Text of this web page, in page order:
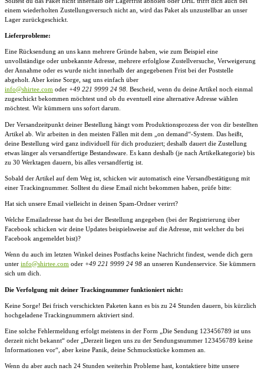
einem wiederholten Zustellungsversuch nicht an, wird das Paket als unzustellbar an unser
Lager zurückgeschickt.
Lieferprobleme:
Eine Rücksendung an uns kann mehrere Gründe haben, wie zum Beispiel eine
unvollständige oder unbekannte Adresse, mehrere erfolglose Zustellversuche, Verweigerung
der Annahme oder es wurde nicht innerhalb der angegebenen Frist bei der Poststelle
abgeholt. Aber keine Sorge, sag uns einfach über
info@shirtee.com oder +49 221 9999 24 98. Bescheid, wenn du deine Artikel noch einmal
zugeschickt bekommen möchtest und ob du eventuell eine alternative Adresse wählen
möchtest. Wir kümmern uns sofort darum.
Der Versandzeitpunkt deiner Bestellung hängt vom Produktionsprozess der von dir bestellten
Artikel ab. Wir arbeiten in den meisten Fällen mit dem „on demand“-System. Das heißt,
deine Bestellung wird ganz individuell für dich produziert; deshalb dauert die Zustellung
etwas länger als versandfertige Bestandsware. Es kann deshalb (je nach Artikelkategorie) bis
zu 30 Werktagen dauern, bis alles versandfertig ist.
Sobald der Artikel auf dem Weg ist, schicken wir automatisch eine Versandbestätigung mit
einer Trackingnummer. Solltest du diese Email nicht bekommen haben, prüfe bitte:
Hat sich unsere Email vielleicht in deinen Spam-Ordner verirrt?
Welche Emailadresse hast du bei der Bestellung angegeben (bei der Registrierung über
Facebook schicken wir deine Updates beispielsweise auf die Adresse, mit welcher du bei
Facebook angemeldet bist)?
Wenn du auch im letzten Winkel deines Postfachs keine Nachricht findest, wende dich gern
unter info@shirtee.com oder +49 221 9999 24 98 an unseren Kundenservice. Sie kümmern
sich um dich.
Die Verfolgung mit deiner Trackingnummer funktioniert nicht:
Keine Sorge! Bei frisch verschickten Paketen kann es bis zu 24 Stunden dauern, bis kürzlich
hochgeladene Trackingnummern aktiviert sind.
Eine solche Fehlermeldung erfolgt meistens in der Form „Die Sendung 123456789 ist uns
derzeit nicht bekannt“ oder „Derzeit liegen uns zu der Sendungsnummer 123456789 keine
Informationen vor“, aber keine Panik, deine Schmuckstücke kommen an.
Wenn du aber auch nach 24 Stunden weiterhin Probleme hast, kontaktiere bitte unsere